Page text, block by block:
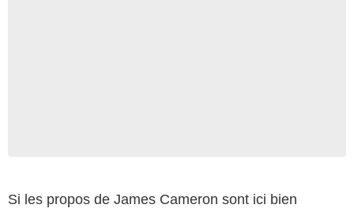
Si les propos de James Cameron sont ici bien